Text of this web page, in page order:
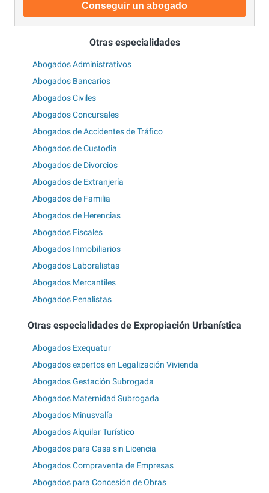
Conseguir un abogado
Otras especialidades
Abogados Administrativos
Abogados Bancarios
Abogados Civiles
Abogados Concursales
Abogados de Accidentes de Tráfico
Abogados de Custodia
Abogados de Divorcios
Abogados de Extranjería
Abogados de Familia
Abogados de Herencias
Abogados Fiscales
Abogados Inmobiliarios
Abogados Laboralistas
Abogados Mercantiles
Abogados Penalistas
Otras especialidades de Expropiación Urbanística
Abogados Exequatur
Abogados expertos en Legalización Vivienda
Abogados Gestación Subrogada
Abogados Maternidad Subrogada
Abogados Minusvalía
Abogados Alquilar Turístico
Abogados para Casa sin Licencia
Abogados Compraventa de Empresas
Abogados para Concesión de Obras